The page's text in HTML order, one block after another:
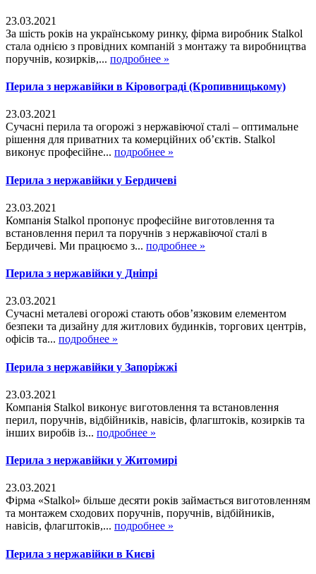
23.03.2021
За шість років на українському ринку, фірма виробник Stalkol
стала однією з провідних компаній з монтажу та виробництва
поручнів, козирків,... подробнее »
Перила з нержавійки в Кіровограді (Кропивницькому)
23.03.2021
Сучасні перила та огорожі з нержавіючої сталі – оптимальне
рішення для приватних та комерційних об’єктів. Stalkol
виконує професійне... подробнее »
Перила з нержавійки у Бердичеві
23.03.2021
Компанія Stalkol пропонує професійне виготовлення та
встановлення перил та поручнів з нержавіючої сталі в
Бердичеві. Ми працюємо з... подробнее »
Перила з нержавійки у Дніпрі
23.03.2021
Сучасні металеві огорожі стають обов’язковим елементом
безпеки та дизайну для житлових будинків, торгових центрів,
офісів та... подробнее »
Перила з нержавійки у Запоріжжі
23.03.2021
Компанія Stalkol виконує виготовлення та встановлення
перил, поручнів, відбійників, навісів, флагштоків, козирків та
інших виробів із... подробнее »
Перила з нержавійки у Житомирі
23.03.2021
Фірма «Stalkol» більше десяти років займається виготовленням
та монтажем сходових поручнів, поручнів, відбійників,
навісів, флагштоків,... подробнее »
Перила з нержавійки в Києві